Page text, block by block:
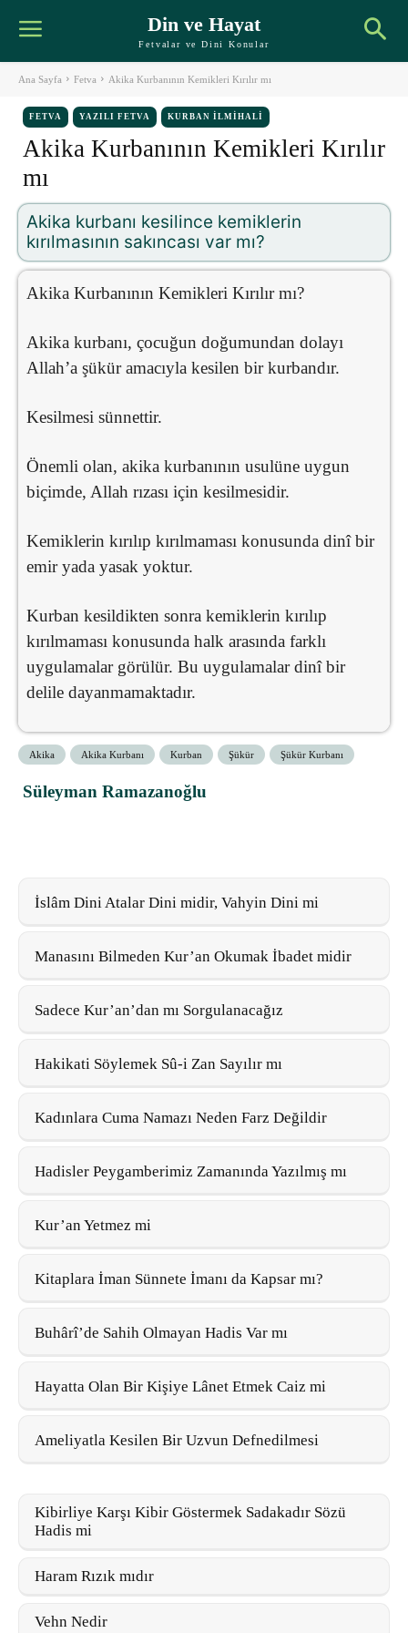
Din ve Hayat
Fetvalar ve Dini Konular
Ana Sayfa Fetva Akika Kurbanının Kemikleri Kırılır mı
FETVA YAZILI FETVA KURBAN İLMIHALI
Akika Kurbanının Kemikleri Kırılır
mı
Akika kurbanı kesilince kemiklerin
kırılmasının sakıncası var mı?
Akika Kurbanının Kemikleri Kırılır mı?
Akika kurbanı, çocuğun doğumundan dolayı
Allah’a şükür amacıyla kesilen bir kurbandır.
Kesilmesi sünnettir.
Önemli olan, akika kurbanının usulüne uygun
biçimde, Allah rızası için kesilmesidir.
Kemiklerin kırılıp kırılmaması konusunda dinî bir
emir yada yasak yoktur.
Kurban kesildikten sonra kemiklerin kırılıp
kırılmaması konusunda halk arasında farklı
uygulamalar görülür. Bu uygulamalar dinî bir
delile dayanmamaktadır.
Akika Akika Kurbanı Kurban Şükür Şükür Kurbanı
Süleyman Ramazanoğlu
İslâm Dini Atalar Dini midir, Vahyin Dini mi
Manasını Bilmeden Kur’an Okumak İbadet midir
Sadece Kur’an’dan mı Sorgulanacağız
Hakikati Söylemek Sû-i Zan Sayılır mı
Kadınlara Cuma Namazı Neden Farz Değildir
Hadisler Peygamberimiz Zamanında Yazılmış mı
Kur’an Yetmez mi
Kitaplara İman Sünnete İmanı da Kapsar mı?
Buhârî’de Sahih Olmayan Hadis Var mı
Hayatta Olan Bir Kişiye Lânet Etmek Caiz mi
Ameliyatla Kesilen Bir Uzvun Defnedilmesi
Kibirliye Karşı Kibir Göstermek Sadakadır Sözü
Hadis mi
Haram Rızık mıdır
Vehn Nedir